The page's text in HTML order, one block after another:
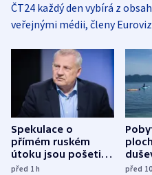
ČT24 každý den vybírá z
veřejnými médii, členy
Spekulace o
přímém ruském
útoku jsou pošetilé,
míní estonský
před 1h před